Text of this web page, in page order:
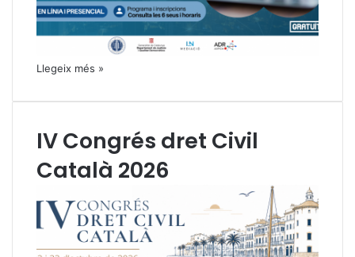
Llegeix més »
IV Congrés dret Civil
Català 2026